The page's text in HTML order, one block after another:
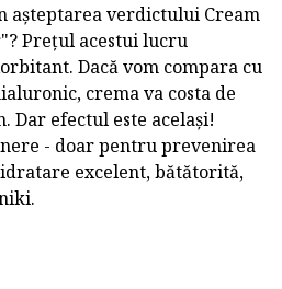
așteptarea verdictului Cream
Prețul acestui lucru
Dacă vom compara cu
crema va costa de
Dar efectul este același!
- doar pentru prevenirea
excelent, bătătorită,